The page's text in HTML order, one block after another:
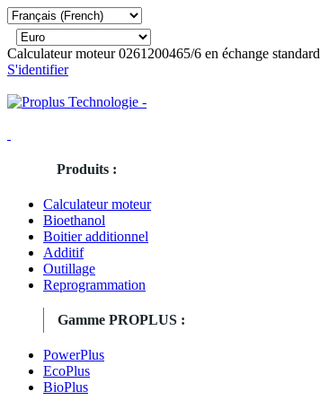
Calculateur moteur 0261200465/6 en échange standard
S'identifier
Produits :
Calculateur moteur
Bioethanol
Boitier additionnel
Additif
Outillage
Reprogrammation
Gamme PROPLUS :
PowerPlus
EcoPlus
BioPlus